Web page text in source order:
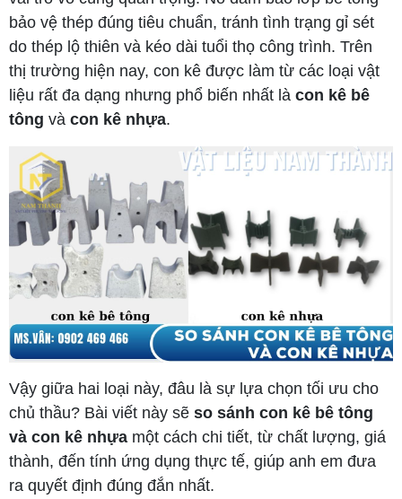
bảo vệ thép đúng tiêu chuẩn, tránh tình trạng gỉ sét
do thép lộ thiên và kéo dài tuổi thọ công trình. Trên
thị trường hiện nay, con kê được làm từ các loại vật
liệu rất đa dạng nhưng phổ biến nhất là con kê bê
tông và con kê nhựa.
Vậy giữa hai loại này, đâu là sự lựa chọn tối ưu cho
chủ thầu? Bài viết này sẽ so sánh con kê bê tông
và con kê nhựa một cách chi tiết, từ chất lượng, giá
thành, đến tính ứng dụng thực tế, giúp anh em đưa
ra quyết định đúng đắn nhất.